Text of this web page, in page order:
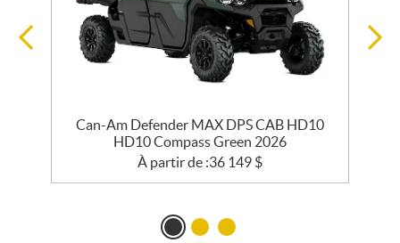
Can-Am Defender MAX DPS CAB HD10
HD10 Compass Green 2026
À partir de :36 149 $